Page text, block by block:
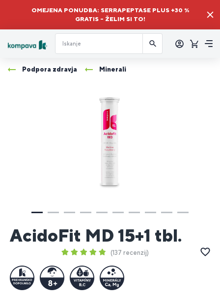
OMEJENA PONUDBA: SERRAPEPTASE PLUS +30 %
GRATIS – ŽELIM SI TO!
Podpora zdravja Minerali
AcidoFit MD 15+1 tbl.
137 recenzij